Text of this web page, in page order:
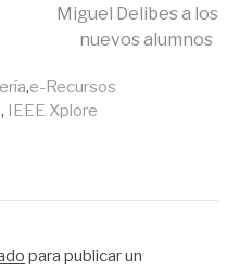
Miguel Delibes a los
nuevos alumnos
,e-Recursos
, IEEE Xplore
para publicar un